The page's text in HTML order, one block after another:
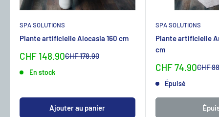
SPA SOLUTIONS
Plante artificielle Alocasia 160 cm
Sonderpreis
CHF 148.90Normalpreis
CHF 178.90
En stock
Ajouter au panier
SPA SOLUTIONS
Plante artificielle
cm
Sonderpreis
CHF 74.90CHF
Épuisé